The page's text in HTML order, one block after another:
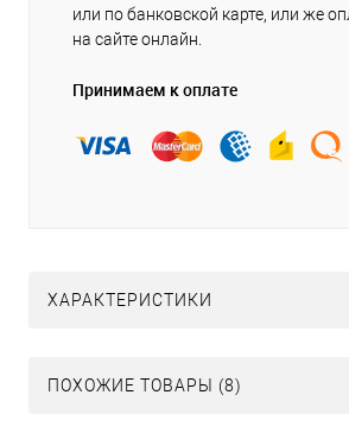
или по банковской карте, или же
на сайте онлайн.
Принимаем к оплате
ХАРАКТЕРИСТИКИ
ПОХОЖИЕ ТОВАРЫ (8)